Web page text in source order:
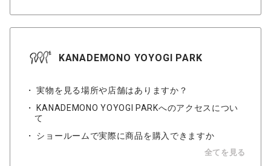
KANADEMONO YOYOGI PARK
実物を見る場所や店舗はありますか？
KANADEMONO YOYOGI PARKへのアクセスについ
て
ショールームで実際に商品を購入できますか
全てを見る